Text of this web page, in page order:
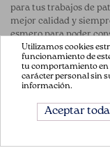
para tus trabajos de
mejor calidad y
esmero para poder
ENLACES DE
Acerca de Nosotros
Aviso Legal
Términos y
Utilizamos cookies
funcionamiento de
tu comportamiento en
carácter personal sin
información.
Aceptar